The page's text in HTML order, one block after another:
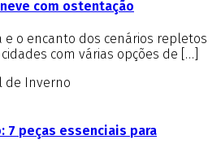
com ostentação
e o encanto dos cenários repletos
com várias opções de […]
de Inverno
7 peças essenciais para